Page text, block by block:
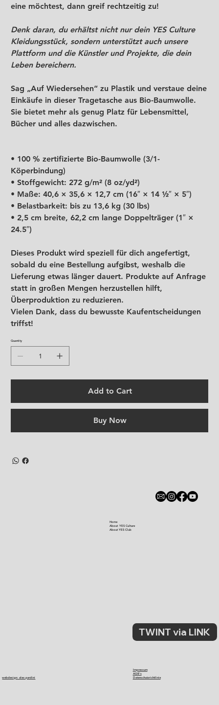
eine möchtest, dann greif rechtzeitig zu!
Denk daran, du erhältst nicht nur dein YES Culture
Kleidungsstück, sondern unterstützt auch unsere
Plattform und die Künstler und Projekte, die dein
Leben bereichern.
Sag „Auf Wiedersehen“ zu Plastik und verstaue deine
Einkäufe in dieser Tragetasche aus Bio-Baumwolle.
Sie bietet mehr als genug Platz für Lebensmittel,
Bücher und alles dazwischen.
• 100 % zertifizierte Bio-Baumwolle (3/1-
Köperbindung)
• Stoffgewicht: 272 g/m² (8 oz/yd²)
• Maße: 40,6 × 35,6 × 12,7 cm (16″ × 14 ½″ × 5″)
• Belastbarkeit: bis zu 13,6 kg (30 lbs)
• 2,5 cm breite, 62,2 cm lange Doppelträger (1″ ×
24.5″)
Dieses Produkt wird speziell für dich angefertigt,
sobald du eine Bestellung aufgibst, weshalb die
Lieferung etwas länger dauert. Produkte auf Anfrage
statt in großen Mengen herzustellen hilft,
Überproduktion zu reduzieren.
Vielen Dank, dass du bewusste Kaufentscheidungen
triffst!
Quantity
Add to Cart
Buy Now
TWINT via LINK
Impressum
AGB's
Datenschutzrichtlinie
webdesign: alex pardini
Home
About YES Culture
About YES Club